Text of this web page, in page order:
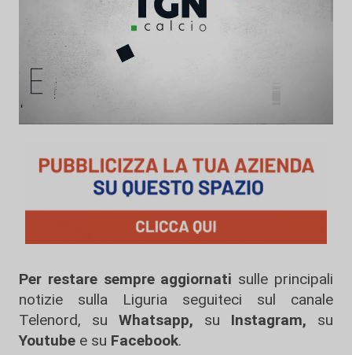
Per restare sempre aggiornati sulle principali
notizie sulla Liguria seguiteci sul canale
Telenord, su
Whatsapp, su Instagram, su
Youtube e su Facebook.